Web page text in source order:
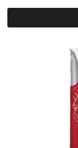
Nejlevnější
Nejdražší